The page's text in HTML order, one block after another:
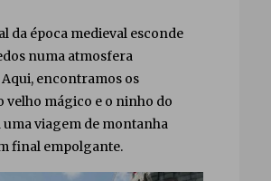
da época medieval esconde
numa atmosfera
Aqui, encontramos os
velho mágico e o ninho do
uma viagem de montanha
final empolgante.